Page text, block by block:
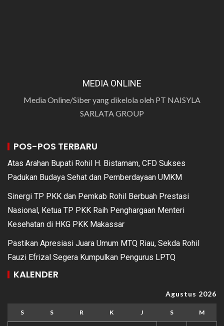
MEDIA ONLINE
Media Online/Siber yang dikelola oleh PT NAISYLA
SARLATA GROUP
POS-POS TERBARU
Atas Arahan Bupati Rohil H. Bistamam, CFD Sukses
Padukan Budaya Sehat dan Pemberdayaan UMKM
Sinergi TP PKK dan Pemkab Rohil Berbuah Prestasi
Nasional, Ketua TP PKK Raih Penghargaan Menteri
Kesehatan di HKG PKK Makassar
Pastikan Apresiasi Juara Umum MTQ Riau, Sekda Rohil
Fauzi Efrizal Segera Kumpulkan Pengurus LPTQ
KALENDER
Agustus 2026
S S R K J S M